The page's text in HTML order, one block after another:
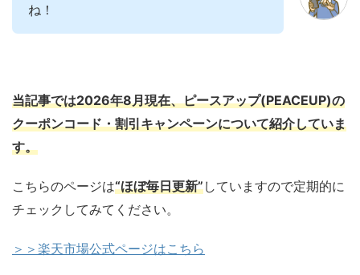
ね！
当記事では2026年8月現在、ピースアップ(PEACEUP)の
クーポンコード・割引キャンペーンについて紹介していま
す。
こちらのページは“ほぼ毎日更新”していますので定期的に
チェックしてみてください。
＞＞楽天市場公式ページはこちら